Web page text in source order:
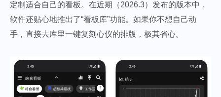
定制适合自己的看板。在近期（2026.3）发布的版本中，
软件还贴心地推出了“看板库”功能。如果你不想自己动
手，直接去库里一键复刻心仪的排版，极其省心。